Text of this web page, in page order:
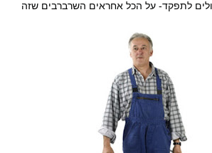
לתפקד- על הכל אחראים השרברבים שזה